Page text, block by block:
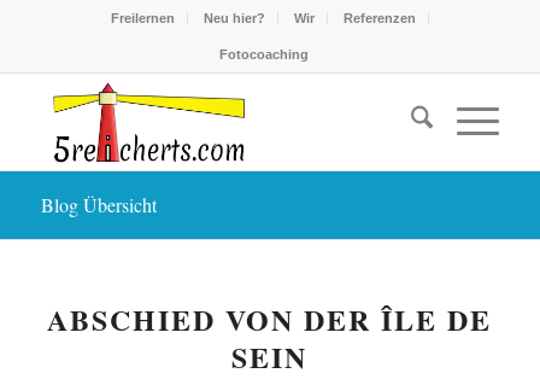
Freilernen Neu hier? Wir Referenzen
Fotocoaching
Blog Übersicht
ABSCHIED VON DER ÎLE DE
SEIN